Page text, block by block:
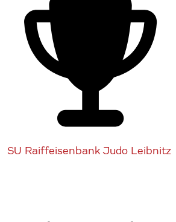
SU Raiffeisenbank Judo Leibnitz